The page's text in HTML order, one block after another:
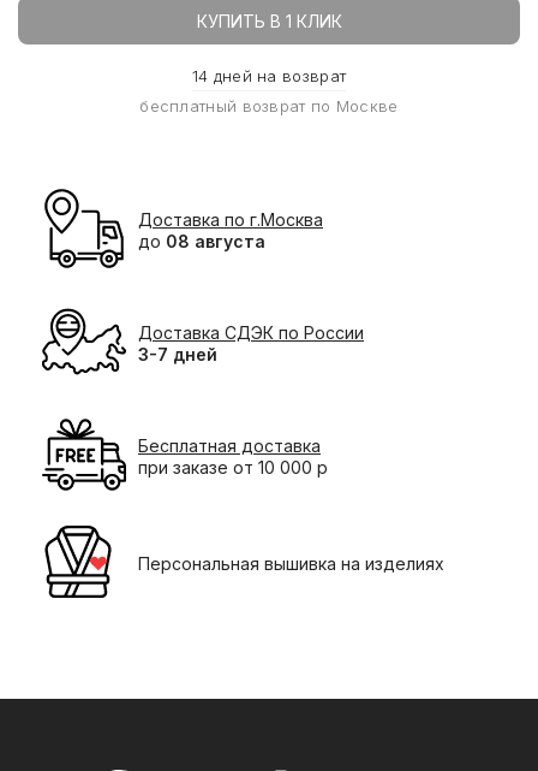
КУПИТЬ В 1 КЛИК
14 дней на возврат
бесплатный возврат по Москве
Доставка по г.Москва
до 08 августа
Доставка СДЭК по России
3-7 дней
Бесплатная доставка
при заказе от 10 000 р
Персональная вышивка на изделиях